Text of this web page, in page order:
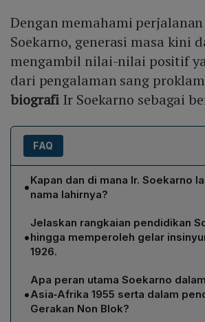
Dengan memahami
Soekarno, generasi masa kini
mengambil nilai-nilai positif
dari pengalaman sang
biografi Ir Soekarno sebagai
FAQ
•Kapan dan di mana Ir. Soekarno
nama lahirnya?
Ir. Soekarno lahir pada 6 Juni 1901 di
Timur, dengan nama asli Kusno
mengganti nama menjadi Soekarno
memastikan pertumbuhan yang sehat.
•
Jelaskan rangkaian pendidikan
hingga memperoleh gelar
1926.
Soekarno memulai pendidikan dasar
School (EIS) di Mojokerto, kemudian
HBS Surabaya dan lulus pada 1921. Ia
•
Apa peran utama Soekarno
Asia‑Afrika 1955 serta dalam
Gerakan Non Blok?